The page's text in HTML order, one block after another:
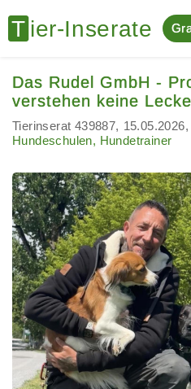
Das Rudel GmbH -
verstehen keine
Tierinserat 439887
15.05.2026
Hundeschulen, Hundetrainer